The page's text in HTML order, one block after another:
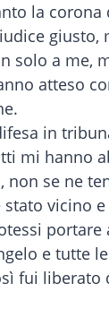
la corona
giusto,
solo a me,
atteso
in
mi hanno
se ne
vicino
e tutte
fui liberato